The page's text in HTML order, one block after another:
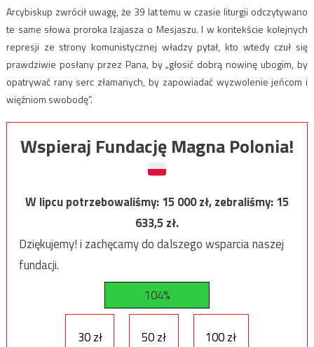
Arcybiskup zwrócił uwagę, że 39 lat temu w czasie liturgii odczytywano
te same słowa proroka Izajasza o Mesjaszu. I w kontekście kolejnych
represji ze strony komunistycznej władzy pytał, kto wtedy czuł się
prawdziwie posłany przez Pana, by „głosić dobrą nowinę ubogim, by
opatrywać rany serc złamanych, by zapowiadać wyzwolenie jeńcom i
więźniom swobodę”.
Wspieraj Fundację Magna Polonia!
W lipcu potrzebowaliśmy:15 000zł, zebraliśmy:15
633,5zł.
Dziękujemy! i zachęcamy do dalszego wsparcia naszej
fundacji.
104%
30 zł 50 zł 100 zł